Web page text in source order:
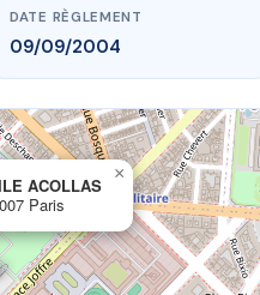
DATE RÈGLEMENT
09/09/2004
ACOLLAS
Paris
×